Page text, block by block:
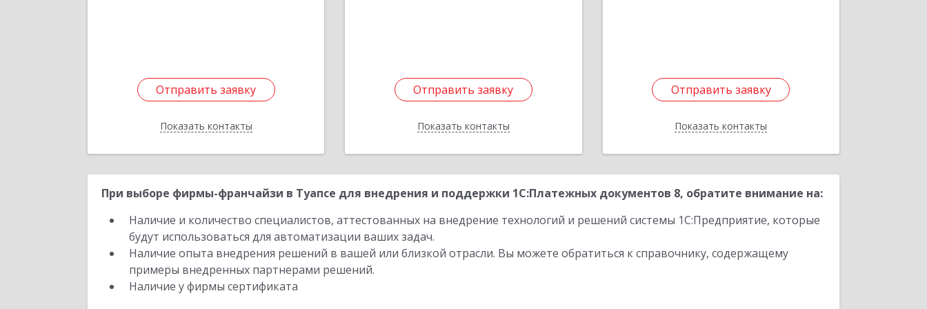
Отправить заявку
Показать контакты
Отправить заявку
Назад
Отправить заявку
Показать контакты
Отправить заявку
Назад
Отправить заявку
Показать контакты
Отправить заявку
Назад
При выборе фирмы-франчайзи в Туапсе для внедрения и поддержки 1С:Платежных документов 8, обратите внимание на:
Наличие и количество специалистов, аттестованных на внедрение технологий и решений системы 1С:Предприятие, которые
будут использоваться для автоматизации ваших задач.
Наличие опыта внедрения решений в вашей или близкой отрасли. Вы можете обратиться к справочнику, содержащему
примеры внедренных партнерами решений.
Наличие у фирмы сертификата